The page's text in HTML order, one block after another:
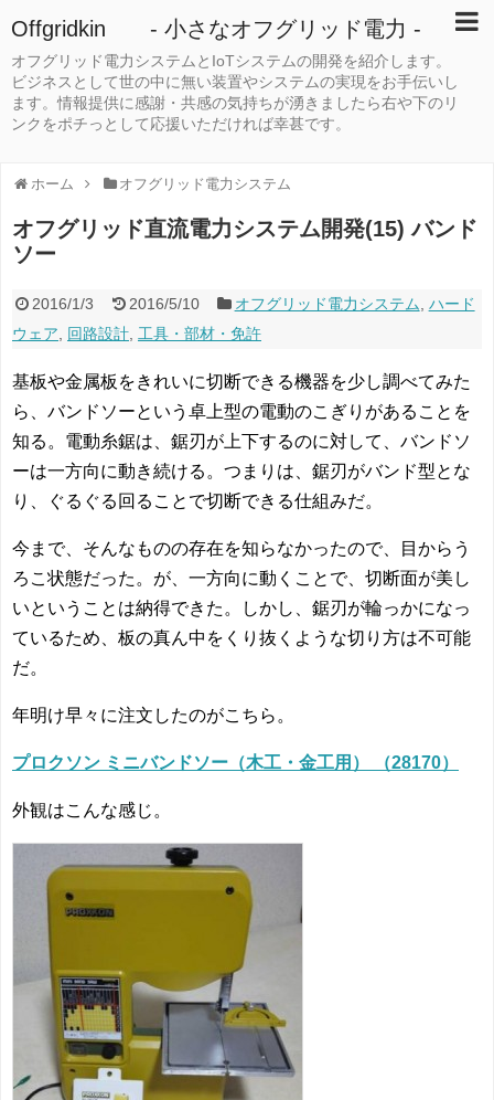
Offgridkin - 小さなオフグリッド電力 -
オフグリッド電力システムとIoTシステムの開発を紹介します。
ビジネスとして世の中に無い装置やシステムの実現をお手伝いし
ます。情報提供に感謝・共感の気持ちが湧きましたら右や下のリ
ンクをポチっとして応援いただければ幸甚です。
ホーム オフグリッド電力システム
オフグリッド直流電力システム開発(15) バンド
ソー
2016/1/3 2016/5/10 オフグリッド電力システム
ハード
ウェア
回路設計 工具・部材・免許
基板や金属板をきれいに切断できる機器を少し調べてみた
ら、バンドソーという卓上型の電動のこぎりがあることを
知る。電動糸鋸は、鋸刃が上下するのに対して、バンドソ
ーは一方向に動き続ける。つまりは、鋸刃がバンド型とな
り、ぐるぐる回ることで切断できる仕組みだ。
今まで、そんなものの存在を知らなかったので、目からう
ろこ状態だった。が、一方向に動くことで、切断面が美し
いということは納得できた。しかし、鋸刃が輪っかになっ
ているため、板の真ん中をくり抜くような切り方は不可能
だ。
年明け早々に注文したのがこちら。
プロクソン ミニバンドソー（木工・金工用） （28170）
外観はこんな感じ。